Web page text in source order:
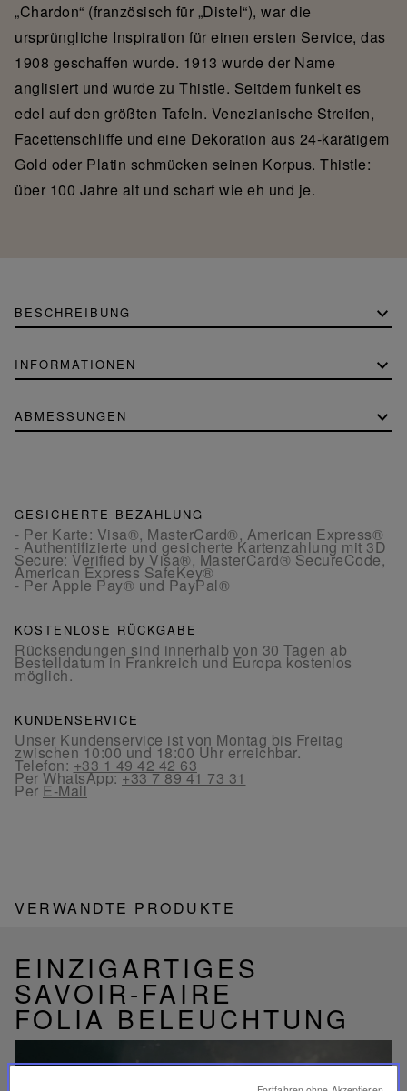
„Chardon“ (französisch für „Distel“), war die
ursprüngliche Inspiration für einen ersten Service, das
1908 geschaffen wurde. 1913 wurde der Name
anglisiert und wurde zu Thistle. Seitdem funkelt es
edel auf den größten Tafeln. Venezianische Streifen,
Facettenschliffe und eine Dekoration aus 24-karätigem
Gold oder Platin schmücken seinen Korpus. Thistle:
über 100 Jahre alt und scharf wie eh und je.
BESCHREIBUNG
INFORMATIONEN
ABMESSUNGEN
GESICHERTE BEZAHLUNG
- Per Karte: Visa®, MasterCard®, American Express®
- Authentifizierte und gesicherte Kartenzahlung mit 3D
Secure: Verified by Visa®, MasterCard® SecureCode,
American Express SafeKey®
- Per Apple Pay® und PayPal®
KOSTENLOSE RÜCKGABE
Rücksendungen sind innerhalb von 30 Tagen ab
Bestelldatum in Frankreich und Europa kostenlos
möglich.
KUNDENSERVICE
Unser Kundenservice ist von Montag bis Freitag
zwischen 10:00 und 18:00 Uhr erreichbar.
Telefon:+33 1 49 42 42 63
Per WhatsApp:+33 7 89 41 73 31
Per E-Mail
VERWANDTE PRODUKTE
EINZIGARTIGES
SAVOIR-FAIRE
FOLIA BELEUCHTUNG